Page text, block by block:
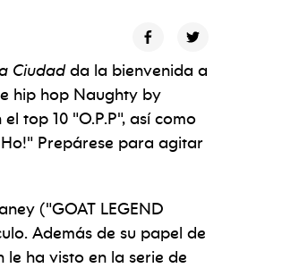
Ciudadda la bienvenida a
hip hop Naughty by
top 10 "O.P.P", así como
Prepárese para agitar
("GOAT LEGEND
Además de su papel de
le ha visto en la serie de